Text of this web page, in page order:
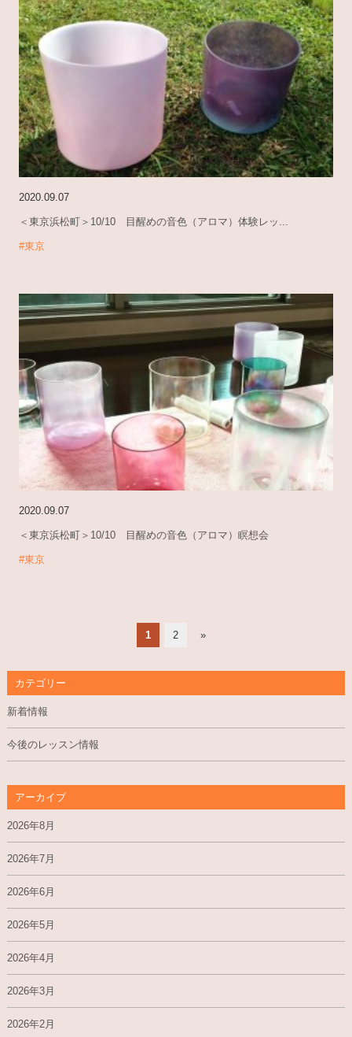
2020.09.07
＜東京浜松町＞10/10 目醒めの音色（アロマ）体験レッ...
#東京
2020.09.07
＜東京浜松町＞10/10 目醒めの音色（アロマ）瞑想会
#東京
1 2 »
カテゴリー
新着情報
今後のレッスン情報
アーカイブ
2026年8月
2026年7月
2026年6月
2026年5月
2026年4月
2026年3月
2026年2月